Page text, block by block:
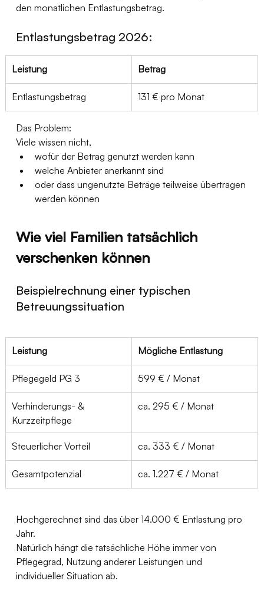
den monatlichen Entlastungsbetrag.
Entlastungsbetrag 2026:
Leistung Betrag
Entlastungsbetrag 131 € pro Monat
Das Problem:
Viele wissen nicht,
wofür der Betrag genutzt werden kann
welche Anbieter anerkannt sind
oder dass ungenutzte Beträge teilweise übertragen
werden können
Wie viel Familien tatsächlich
verschenken können
Beispielrechnung einer typischen
Betreuungssituation
Leistung Mögliche Entlastung
Pflegegeld PG 3 599 € / Monat
Verhinderungs- &
Kurzzeitpflege
ca. 295 € / Monat
Steuerlicher Vorteil ca. 333 € / Monat
Gesamtpotenzial ca. 1.227 € / Monat
Hochgerechnet sind das über 14.000 € Entlastung pro
Jahr.
Natürlich hängt die tatsächliche Höhe immer von
Pflegegrad, Nutzung anderer Leistungen und
individueller Situation ab.